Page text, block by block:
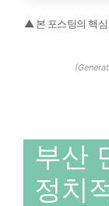
▲ 본 포스팅의 핵심
부산
정치